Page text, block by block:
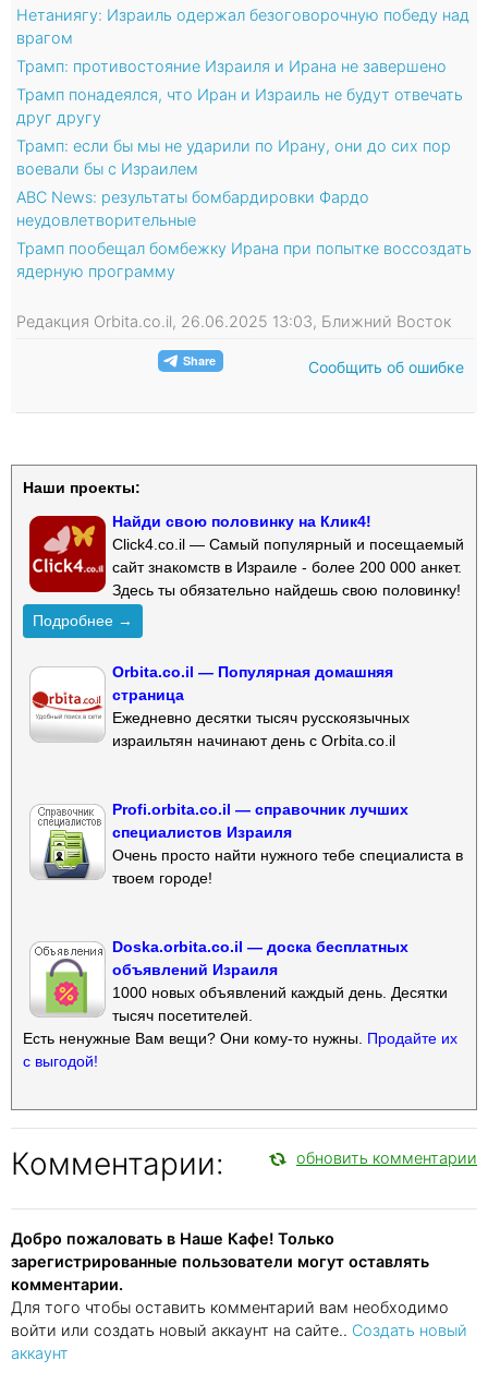
Нетаниягу: Израиль одержал безоговорочную победу над
врагом
Трамп: противостояние Израиля и Ирана не завершено
Трамп понадеялся, что Иран и Израиль не будут отвечать
друг другу
Трамп: если бы мы не ударили по Ирану, они до сих пор
воевали бы с Израилем
ABC News: результаты бомбардировки Фардо
неудовлетворительные
Трамп пообещал бомбежку Ирана при попытке воссоздать
ядерную программу
Редакция Orbita.co.il, 26.06.2025 13:03, Ближний Восток
Сообщить об ошибке
Наши проекты:
Найди свою половинку на Клик4!
Click4.co.il — Самый популярный и посещаемый
сайт знакомств в Израиле - более 200 000 анкет.
Здесь ты обязательно найдешь свою половинку!
Подробнее →
Orbita.co.il — Популярная домашняя
страница
Ежедневно десятки тысяч русскоязычных
израильтян начинают день с Orbita.co.il
Profi.orbita.co.il — справочник лучших
специалистов Израиля
Очень просто найти нужного тебе специалиста в
твоем городе!
Doska.orbita.co.il — доска бесплатных
объявлений Израиля
1000 новых объявлений каждый день. Десятки
тысяч посетителей.
Есть ненужные Вам вещи? Они кому-то нужны. Продайте их
с выгодой!
Комментарии: обновить комментарии
Добро пожаловать в Наше Кафе! Только
зарегистрированные пользователи могут оставлять
комментарии.
Для того чтобы оставить комментарий вам необходимо
войти или создать новый аккаунт на сайте.. Создать новый
аккаунт